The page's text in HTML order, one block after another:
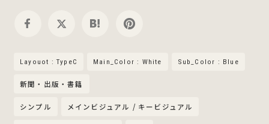
Layouot : TypeC Main_Color : White Sub_Color : Blue
新聞・出版・書籍
シンプル メインビジュアル / キービジュアル